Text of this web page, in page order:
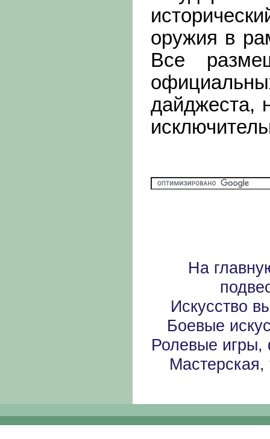
оружия в
Все
дайджеста,
На
Искусство
Боевые
Ролевые игры,
Мастерская,